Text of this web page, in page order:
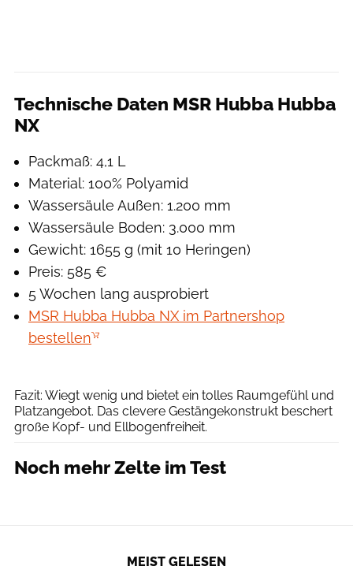
Technische Daten MSR Hubba Hubba
NX
Packmaß: 4,1 L
Material: 100% Polyamid
Wassersäule Außen: 1.200 mm
Wassersäule Boden: 3.000 mm
Gewicht: 1655 g (mit 10 Heringen)
Preis: 585 €
5 Wochen lang ausprobiert
MSR Hubba Hubba NX im Partnershop
bestellen
Fazit: Wiegt wenig und bietet ein tolles Raumgefühl und
Platzangebot. Das clevere Gestängekonstrukt beschert
große Kopf- und Ellbogenfreiheit.
Noch mehr Zelte im Test
MEIST GELESEN